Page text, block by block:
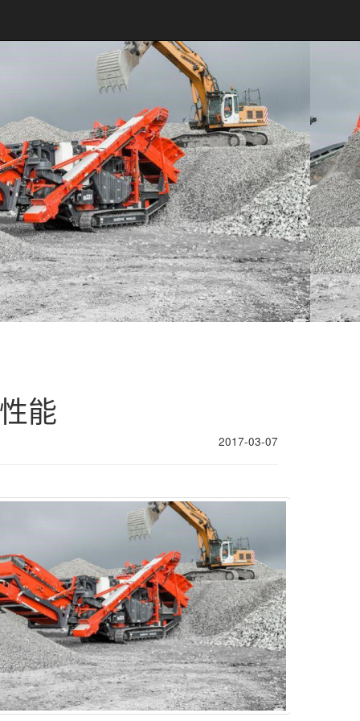
能
2017-03-07